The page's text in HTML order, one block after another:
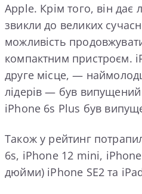
Apple. Крім того, він дає
звикли до великих
можливість
компактним пристроєм.
друге місце, —
лідерів — був
iPhone 6s Plus був
Також у рейтинг
6s, iPhone 12 mini,
дюйми) iPhone SE2 та